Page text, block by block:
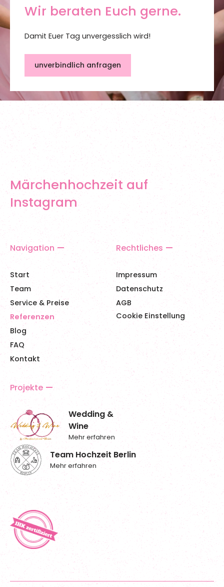
Wir beraten Euch gerne.
Damit Euer Tag unvergesslich wird!
unverbindlich anfragen
Märchenhochzeit auf
Instagram
Navigation
Start
Team
Service & Preise
Referenzen
Blog
FAQ
Kontakt
Rechtliches
Impressum
Datenschutz
AGB
Cookie Einstellung
Projekte
Wedding &
Wine
Mehr erfahren
Team Hochzeit Berlin
Mehr erfahren